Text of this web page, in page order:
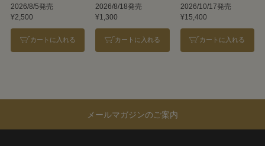
REVUE 2026
2026/8/5発売
¥2,500
カートに入れる
族』＜雪組＞
2026/8/18発売
¥1,300
カートに入れる
2026/10/17発売
¥15,400
カートに入れる
メールマガジンのご案内